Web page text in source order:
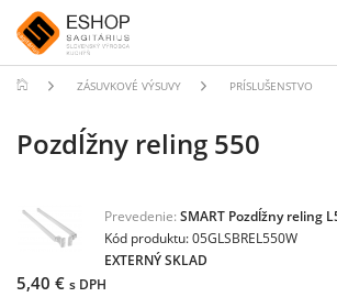
ZÁSUVKOVÉ VÝSUVY PRÍSLUŠENSTVO
Pozdĺžny reling 550
Prevedenie: SMART Pozdĺžny reling
Kód produktu: 05GLSBREL550W
EXTERNÝ SKLAD
5,40 € s DPH